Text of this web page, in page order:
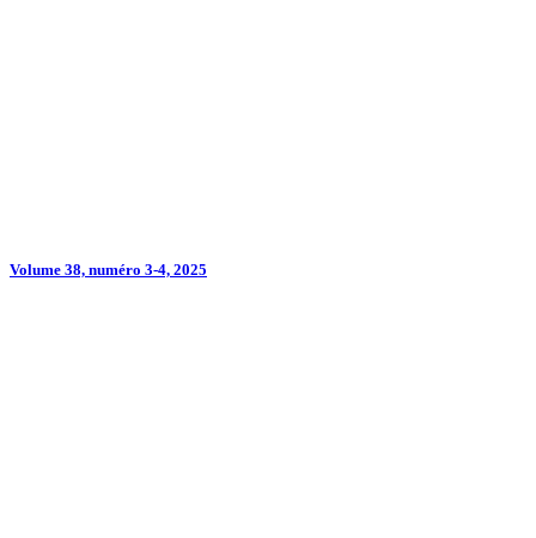
Volume 38, numéro 3-4, 2025